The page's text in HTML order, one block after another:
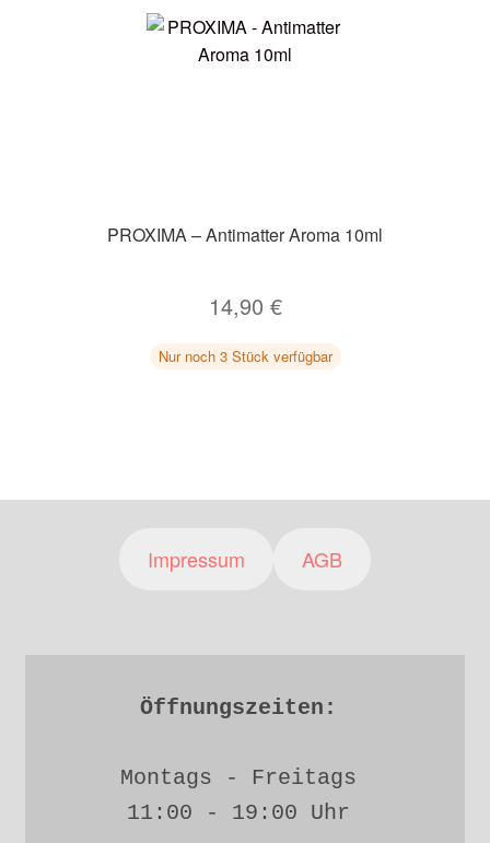
PROXIMA – Antimatter Aroma 10ml
14,90 €
Nur noch 3 Stück verfügbar
Impressum AGB
Öffnungszeiten:
Montags - Freitags
11:00 - 19:00 Uhr